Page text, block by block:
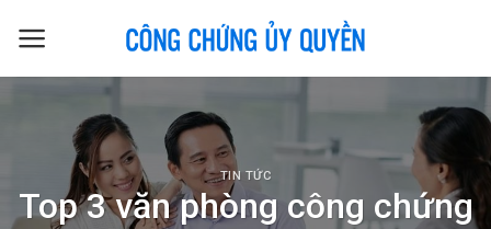
TIN TỨC
Top 3 văn phòng công chứng